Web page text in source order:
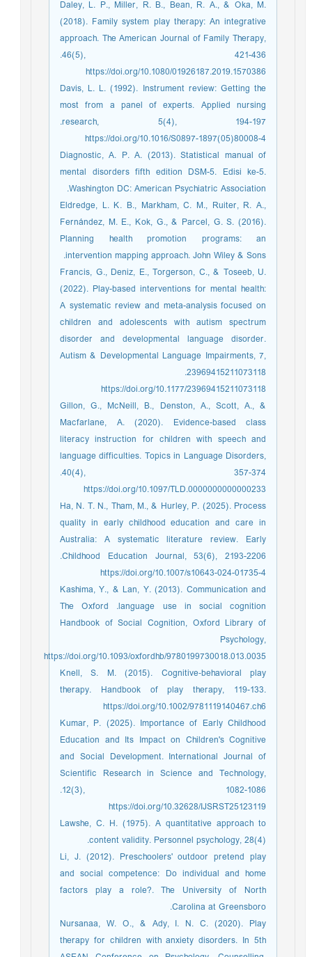
Daley, L. P., Miller, R. B., Bean, R. A., & Oka, M.
(2018). Family system play therapy: An integrative
approach. The American Journal of Family Therapy,
46(5), 421-436.‏
https://doi.org/10.1080/01926187.2019.1570386
Davis, L. L. (1992). Instrument review: Getting the
most from a panel of experts. Applied nursing
research, 5(4), 194-197.‏
https://doi.org/10.1016/S0897-1897(05)80008-4
Diagnostic, A. P. A. (2013). Statistical manual of
mental disorders fifth edition DSM-5. Edisi ke-5.
Washington DC: American Psychiatric Association.‏
Eldredge, L. K. B., Markham, C. M., Ruiter, R. A.,
Fernández, M. E., Kok, G., & Parcel, G. S. (2016).
Planning health promotion programs: an
intervention mapping approach. John Wiley & Sons.‏
Francis, G., Deniz, E., Torgerson, C., & Toseeb, U.
(2022). Play-based interventions for mental health:
A systematic review and meta-analysis focused on
children and adolescents with autism spectrum
disorder and developmental language disorder.
Autism & Developmental Language Impairments, 7,
23969415211073118.‏
https://doi.org/10.1177/23969415211073118
Gillon, G., McNeill, B., Denston, A., Scott, A., &
Macfarlane, A. (2020). Evidence-based class
literacy instruction for children with speech and
language difficulties. Topics in Language Disorders,
40(4), 357-374.‏
https://doi.org/10.1097/TLD.0000000000000233
Ha, N. T. N., Tham, M., & Hurley, P. (2025). Process
quality in early childhood education and care in
Australia: A systematic literature review. Early
Childhood Education Journal, 53(6), 2193-2206.‏
https://doi.org/10.1007/s10643-024-01735-4
Kashima, Y., & Lan, Y. (2013). Communication and
language use in social cognition.‏ The Oxford
Handbook of Social Cognition, Oxford Library of
Psychology,
https://doi.org/10.1093/oxfordhb/9780199730018.013.0035
Knell, S. M. (2015). Cognitive‐behavioral play
therapy. Handbook of play therapy, 119-133.
https://doi.org/10.1002/9781119140467.ch6
Kumar, P. (2025). Importance of Early Childhood
Education and Its Impact on Children's Cognitive
and Social Development. International Journal of
Scientific Research in Science and Technology,
12(3), 1082-1086.‏
https://doi.org/10.32628/IJSRST25123119
Lawshe, C. H. (1975). A quantitative approach to
content validity. Personnel psychology, 28(4).‏
Li, J. (2012). Preschoolers' outdoor pretend play
and social competence: Do individual and home
factors play a role?. The University of North
Carolina at Greensboro.‏
Nursanaa, W. O., & Ady, I. N. C. (2020). Play
therapy for children with anxiety disorders. In 5th